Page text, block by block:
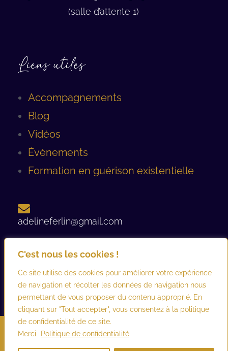
C'est nous les cookies !
Ce site utilise des cookies pour améliorer votre expérience
de navigation et récolter les données de navigation nous
permettant de vous proposer du contenu approprié. En
cliquant sur "Tout accepter", vous consentez à la politique
de confidentialité de ce site.
Merci
Politique de confidentialité
(salle d’attente 1)
Liens utiles
Accompagnements
Blog
Vidéos
Évènements
Formation en guérison existentielle
adelineferlin@gmail.com
©2026 adelineferlin.com. Tous droits réservés.
Conditions générales d’utilisation et de vente